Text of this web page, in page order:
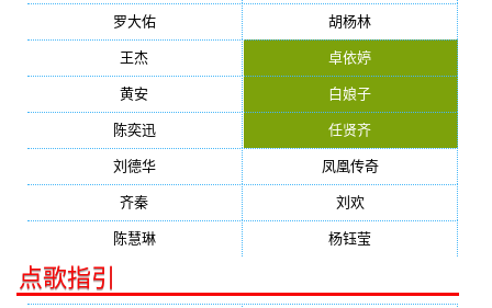
罗大佑 胡杨林
王杰 卓依婷
黄安 白娘子
陈奕迅 任贤齐
刘德华 凤凰传奇
齐秦 刘欢
陈慧琳 杨钰莹
点歌指引